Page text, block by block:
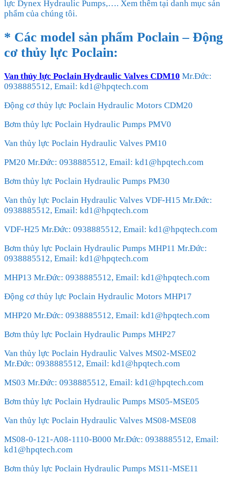
lực Dynex Hydraulic Pumps,…. Xem thêm tại danh mục sản
phẩm của chúng tôi.
* Các model sản phẩm Poclain – Động
cơ thủy lực Poclain:
Van thủy lực Poclain Hydraulic Valves CDM10 Mr.Đức:
0938885512, Email: kd1@hpqtech.com
Động cơ thủy lực Poclain Hydraulic Motors CDM20
Bơm thủy lực Poclain Hydraulic Pumps PMV0
Van thủy lực Poclain Hydraulic Valves PM10
PM20 Mr.Đức: 0938885512, Email: kd1@hpqtech.com
Bơm thủy lực Poclain Hydraulic Pumps PM30
Van thủy lực Poclain Hydraulic Valves VDF-H15 Mr.Đức:
0938885512, Email: kd1@hpqtech.com
VDF-H25 Mr.Đức: 0938885512, Email: kd1@hpqtech.com
Bơm thủy lực Poclain Hydraulic Pumps MHP11 Mr.Đức:
0938885512, Email: kd1@hpqtech.com
MHP13 Mr.Đức: 0938885512, Email: kd1@hpqtech.com
Động cơ thủy lực Poclain Hydraulic Motors MHP17
MHP20 Mr.Đức: 0938885512, Email: kd1@hpqtech.com
Bơm thủy lực Poclain Hydraulic Pumps MHP27
Van thủy lực Poclain Hydraulic Valves MS02-MSE02
Mr.Đức: 0938885512, Email: kd1@hpqtech.com
MS03 Mr.Đức: 0938885512, Email: kd1@hpqtech.com
Bơm thủy lực Poclain Hydraulic Pumps MS05-MSE05
Van thủy lực Poclain Hydraulic Valves MS08-MSE08
MS08-0-121-A08-1110-B000 Mr.Đức: 0938885512, Email:
kd1@hpqtech.com
Bơm thủy lực Poclain Hydraulic Pumps MS11-MSE11